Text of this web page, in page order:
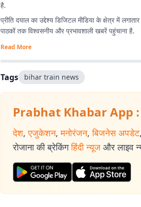
है.
प्रीति दयाल का उद्देश्य डिजिटल मीडिया के क्षेत्र में
पाठकों तक विश्वसनीय और प्रभावशाली खबरें पहुंचाना है.
Read More
Tags bihar train news
Prabhat Khabar App :
देश, एजुकेशन, मनोरंजन, बिजनेस अपडेट,
रोजाना की ब्रेकिंग हिंदी न्यूज और लाइव